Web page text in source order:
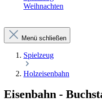
Weihnachten
Menü schließen
Spielzeug
Holzeisenbahn
Eisenbahn -